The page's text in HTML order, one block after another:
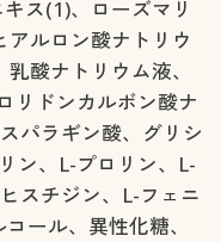
ス(1)、ローズマリ
ルロン酸ナトリウ
酸ナトリウム液、
リドンカルボン酸ナ
パラギン酸、グリシ
ン、L-プロリン、L-
スチジン、L-フェニ
ール、異性化糖、